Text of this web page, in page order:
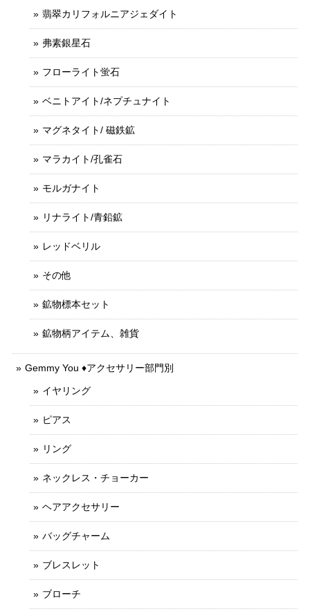
翡翠カリフォルニアジェダイト
弗素銀星石
フローライト蛍石
ベニトアイト/ネプチュナイト
マグネタイト/ 磁鉄鉱
マラカイト/孔雀石
モルガナイト
リナライト/青鉛鉱
レッドベリル
その他
鉱物標本セット
鉱物柄アイテム、雑貨
Gemmy You ♦︎アクセサリー部門別
イヤリング
ピアス
リング
ネックレス・チョーカー
ヘアアクセサリー
バッグチャーム
ブレスレット
ブローチ